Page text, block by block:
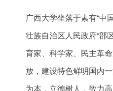
广西大学坐落于素有“中
壮族自治区人民政府“部
育家、科学家、民主革
放，建设特色鲜明国内
为本，立德树人，致力